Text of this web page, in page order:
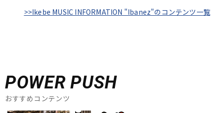
>>Ikebe MUSIC INFORMATION "Ibanez"のコンテンツ一覧
POWER PUSH
おすすめコンテンツ